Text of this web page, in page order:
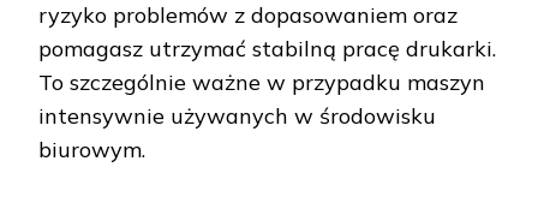
ryzyko problemów z dopasowaniem oraz
pomagasz utrzymać stabilną pracę drukarki.
To szczególnie ważne w przypadku maszyn
intensywnie używanych w środowisku
biurowym.